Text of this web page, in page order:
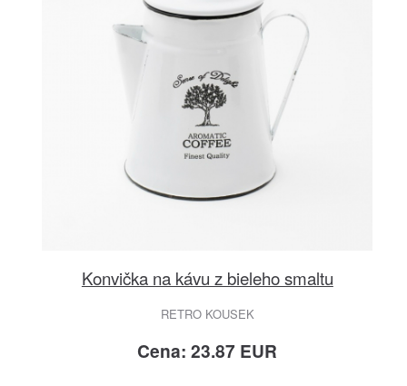
Konvička na kávu z bieleho smaltu
RETRO KOUSEK
Cena: 23.87 EUR